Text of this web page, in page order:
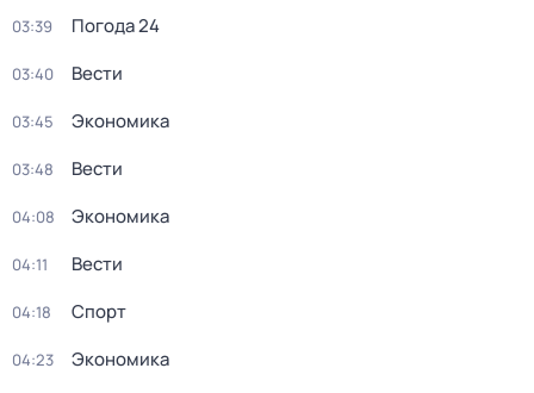
03:39 Погода 24
03:40 Вести
03:45 Экономика
03:48 Вести
04:08 Экономика
04:11 Вести
04:18 Спорт
04:23 Экономика